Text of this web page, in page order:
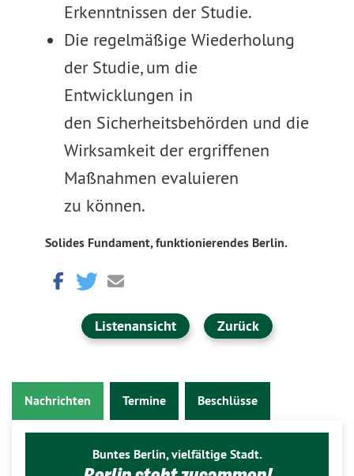
Erkenntnissen der Studie.
Die regelmäßige Wiederholung
der Studie, um die
Entwicklungen in
den Sicherheitsbehörden und die
Wirksamkeit der ergriffenen
Maßnahmen evaluieren
zu können.
Solides Fundament, funktionierendes Berlin.
Listenansicht Zurück
Nachrichten Termine Beschlüsse
Buntes Berlin, vielfältige Stadt.